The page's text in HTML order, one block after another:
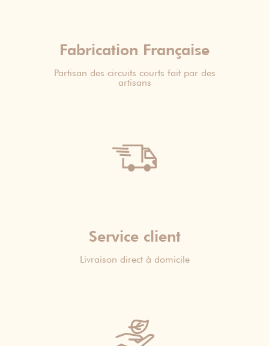
Fabrication Française
Partisan des circuits courts fait par des
artisans
Service client
Livraison direct à domicile